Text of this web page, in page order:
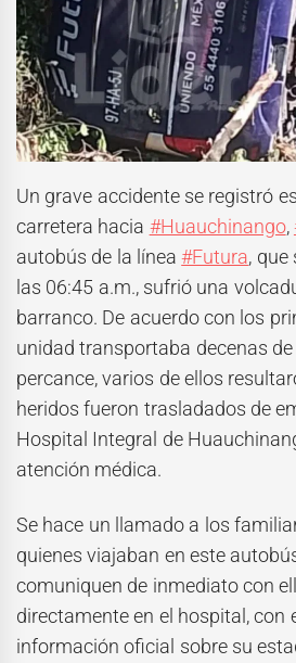
Un grave accidente se registró
carretera hacia #Huauchinango,
autobús de la línea#Futura, que
las 06:45 a.m., sufrió una
barranco. De acuerdo con los
unidad transportaba decenas de
percance, varios de ellos
heridos fueron trasladados de
Hospital Integral de
atención médica.
Se hace un llamado a los
quienes viajaban en este
comuniquen de inmediato con
directamente en el hospital, con
información oficial sobre su